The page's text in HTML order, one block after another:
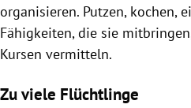
organisieren. Putzen, kochen,
Fähigkeiten, die sie
Kursen vermitteln.
Zu viele Flüchtlinge